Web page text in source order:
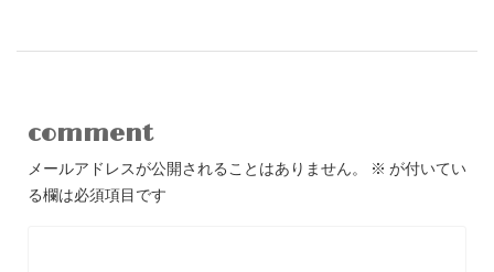
comment
メールアドレスが公開されることはありません。 ※ が付いてい
る欄は必須項目です